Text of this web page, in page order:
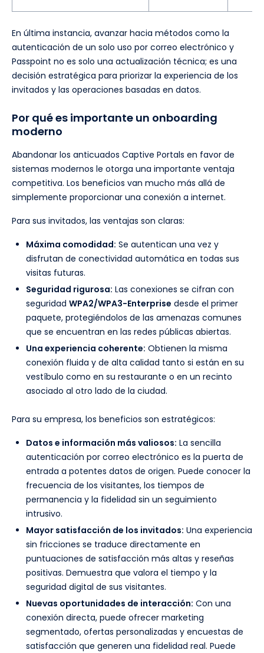
En última instancia, avanzar hacia métodos como la
autenticación de un solo uso por correo electrónico y
Passpoint no es solo una actualización técnica; es una
decisión estratégica para priorizar la experiencia de los
invitados y las operaciones basadas en datos.
Por qué es importante un onboarding
moderno
Abandonar los anticuados Captive Portals en favor de
sistemas modernos le otorga una importante ventaja
competitiva. Los beneficios van mucho más allá de
simplemente proporcionar una conexión a internet.
Para sus invitados, las ventajas son claras:
Máxima comodidad: Se autentican una vez y
disfrutan de conectividad automática en todas sus
visitas futuras.
Seguridad rigurosa: Las conexiones se cifran con
seguridad WPA2/WPA3-Enterprise desde el primer
paquete, protegiéndolos de las amenazas comunes
que se encuentran en las redes públicas abiertas.
Una experiencia coherente: Obtienen la misma
conexión fluida y de alta calidad tanto si están en su
vestíbulo como en su restaurante o en un recinto
asociado al otro lado de la ciudad.
Para su empresa, los beneficios son estratégicos:
Datos e información más valiosos: La sencilla
autenticación por correo electrónico es la puerta de
entrada a potentes datos de origen. Puede conocer la
frecuencia de los visitantes, los tiempos de
permanencia y la fidelidad sin un seguimiento
intrusivo.
Mayor satisfacción de los invitados: Una experiencia
sin fricciones se traduce directamente en
puntuaciones de satisfacción más altas y reseñas
positivas. Demuestra que valora el tiempo y la
seguridad digital de sus visitantes.
Nuevas oportunidades de interacción: Con una
conexión directa, puede ofrecer marketing
segmentado, ofertas personalizadas y encuestas de
satisfacción que generen una fidelidad real. Puede